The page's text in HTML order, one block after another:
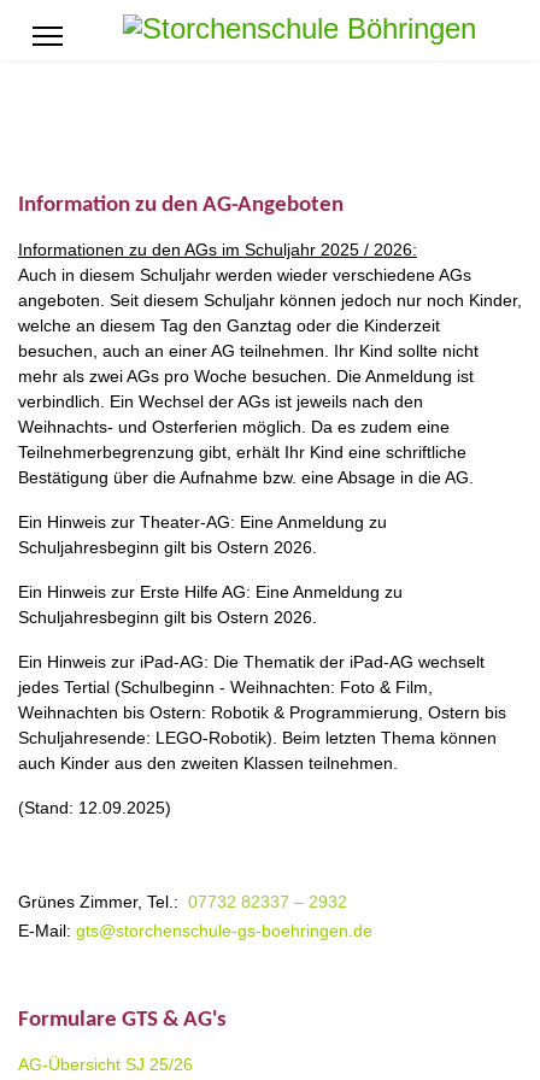
Information zu den AG-Angeboten
Informationen zu den AGs im Schuljahr 2025 / 2026:
Auch in diesem Schuljahr werden wieder verschiedene AGs
angeboten. Seit diesem Schuljahr können jedoch nur noch Kinder,
welche an diesem Tag den Ganztag oder die Kinderzeit
besuchen, auch an einer AG teilnehmen. Ihr Kind sollte nicht
mehr als zwei AGs pro Woche besuchen. Die Anmeldung ist
verbindlich. Ein Wechsel der AGs ist jeweils nach den
Weihnachts- und Osterferien möglich. Da es zudem eine
Teilnehmerbegrenzung gibt, erhält Ihr Kind eine schriftliche
Bestätigung über die Aufnahme bzw. eine Absage in die AG.
Ein Hinweis zur Theater-AG: Eine Anmeldung zu
Schuljahresbeginn gilt bis Ostern 2026.
Ein Hinweis zur Erste Hilfe AG: Eine Anmeldung zu
Schuljahresbeginn gilt bis Ostern 2026.
Ein Hinweis zur iPad-AG: Die Thematik der iPad-AG wechselt
jedes Tertial (Schulbeginn - Weihnachten: Foto & Film,
Weihnachten bis Ostern: Robotik & Programmierung, Ostern bis
Schuljahresende: LEGO-Robotik). Beim letzten Thema können
auch Kinder aus den zweiten Klassen teilnehmen.
(Stand: 12.09.2025)
Grünes Zimmer, Tel.: 07732 82337 – 2932
E-Mail: gts@storchenschule-gs-boehringen.de
Formulare GTS & AG's
AG-Übersicht SJ 25/26